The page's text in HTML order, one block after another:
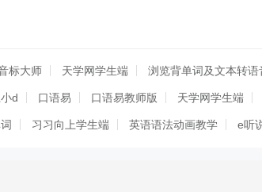
标大师 天学网学生端 浏览背单词及文本转语
d 口语易 口语易教师版 天学网学生端
习习向上学生端 英语语法动画教学 e听